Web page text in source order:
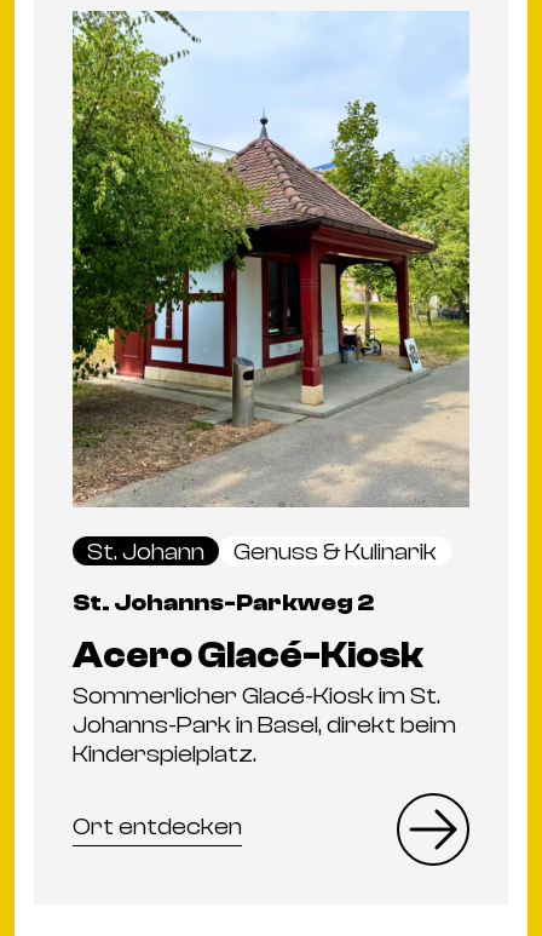
St. Johann
Genuss & Kulinarik
St. Johanns-Parkweg 2
Acero Glacé-Kiosk
Sommerlicher Glacé-Kiosk im St.
Johanns-Park in Basel, direkt beim
Kinderspielplatz.
Ort entdecken